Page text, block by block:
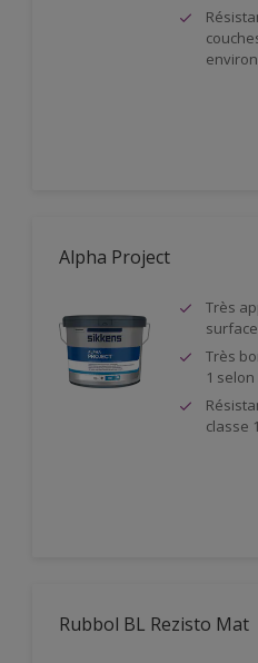
Alpha Project
Très
Très
1 selon
classe
Rubbol BL Rezisto Mat